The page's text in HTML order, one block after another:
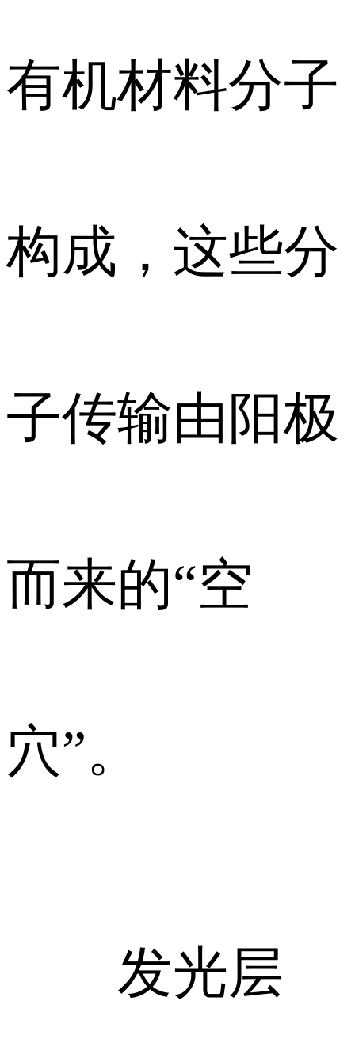
有机材料分子
构成，这些分
子传输由阳极
而来的“空
穴”。
发光层